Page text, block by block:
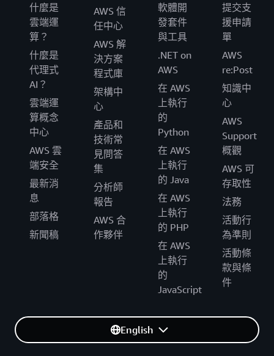
什麼是
雲端運
算？
什麼是
代理式
AI？
雲端運
算概念
中心
AWS 雲
端安全
最新消
息
部落格
新聞稿
AWS 信
任中心
AWS 解
決方案
程式庫
架構中
心
產品和
技術常
見問答
集
分析師
報告
AWS 合
作夥伴
軟體開
發套件
與工具
.NET on
AWS
在 AWS
上執行
的
Python
在 AWS
上執行
的 Java
在 AWS
上執行
的 PHP
在 AWS
上執行
的
JavaScript
提交支
援申請
單
AWS
re:Post
知識中
心
AWS
Support
概觀
AWS 可
存取性
法務
活動行
為準則
活動條
款與條
件
English